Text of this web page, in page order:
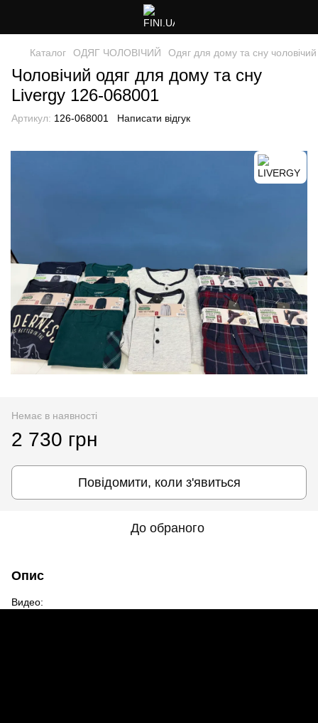
Каталог ОДЯГ ЧОЛОВІЧИЙ Одяг для дому та сну чоловічий
Чоловічий одяг для дому та сну
Livergy 126-068001
Артикул: 126-068001 Написати відгук
Немає в наявності
2 730 грн
Повідомити, коли з'явиться
До обраного
Опис
Видео: